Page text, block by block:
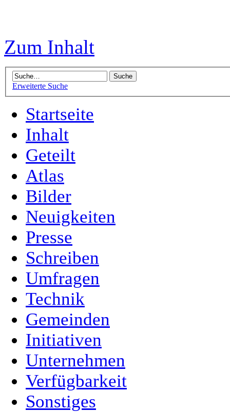
Zum Inhalt
Erweiterte Suche
Startseite
Inhalt
Geteilt
Atlas
Bilder
Neuigkeiten
Presse
Schreiben
Umfragen
Technik
Gemeinden
Initiativen
Unternehmen
Verfügbarkeit
Sonstiges